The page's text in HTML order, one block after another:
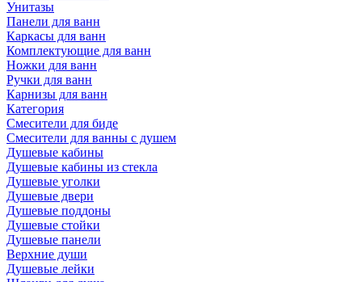
Унитазы
Панели для ванн
Каркасы для ванн
Комплектующие для ванн
Ножки для ванн
Ручки для ванн
Карнизы для ванн
Категория
Смесители для биде
Смесители для ванны с душем
Душевые кабины
Душевые кабины из стекла
Душевые уголки
Душевые двери
Душевые поддоны
Душевые стойки
Душевые панели
Верхние души
Душевые лейки